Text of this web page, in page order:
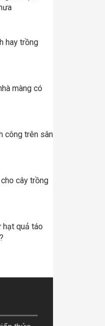
hay trồng
màng có
công trên sân
cây trồng
hạt quả táo